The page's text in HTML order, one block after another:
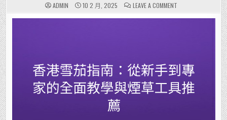
ADMIN 10 2 月, 2025 LEAVE A COMMENTON
香
港
到
專
家
的
全
面